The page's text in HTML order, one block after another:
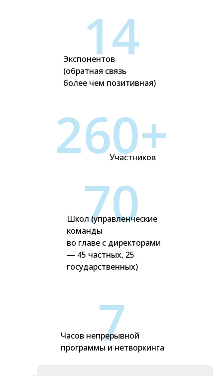
14
Экспонентов
(обратная связь
более чем позитивная)
260+
Участников
70
Школ (управленческие
команды
во главе с директорами
— 45 частных, 25
государственных)
7
Часов непрерывной
программы и нетворкинга